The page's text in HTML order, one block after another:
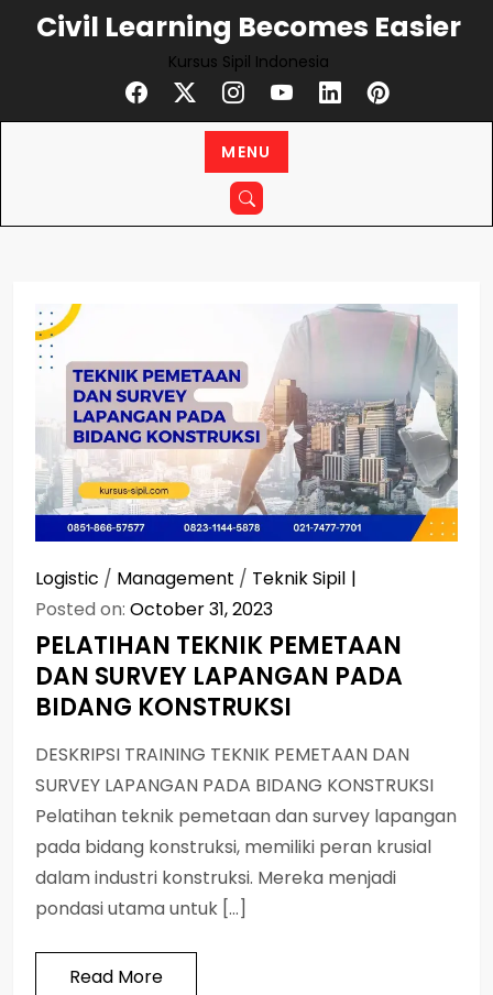
Civil Learning Becomes Easier
Kursus Sipil Indonesia
MENU
Logistic / Management / Teknik Sipil
Posted on: October 31, 2023
PELATIHAN TEKNIK PEMETAAN
DAN SURVEY LAPANGAN PADA
BIDANG KONSTRUKSI
DESKRIPSI TRAINING TEKNIK PEMETAAN DAN
SURVEY LAPANGAN PADA BIDANG KONSTRUKSI
Pelatihan teknik pemetaan dan survey lapangan
pada bidang konstruksi, memiliki peran krusial
dalam industri konstruksi. Mereka menjadi
pondasi utama untuk […]
Read More